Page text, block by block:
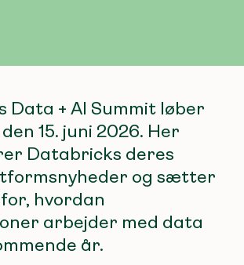
Data + AI Summit løber
15. juni 2026. Her
Databricks deres
og sætter
hvordan
arbejder med data
år.